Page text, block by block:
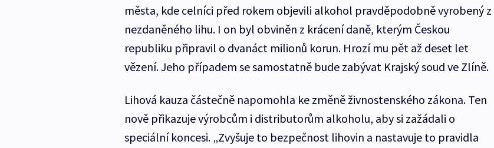
města, kde celníci před rokem objevili alkohol pravděpodobně vyrobený z
nezdaněného lihu. I on byl obviněn z krácení daně, kterým Českou
republiku připravil o dvanáct milionů korun. Hrozí mu pět až deset let
vězení. Jeho případem se samostatně bude zabývat Krajský soud ve Zlíně.
Lihová kauza částečně napomohla ke změně živnostenského zákona. Ten
nově přikazuje výrobcům i distributorům alkoholu, aby si zažádali o
speciální koncesi. „Zvyšuje to bezpečnost lihovin a nastavuje to pravidla